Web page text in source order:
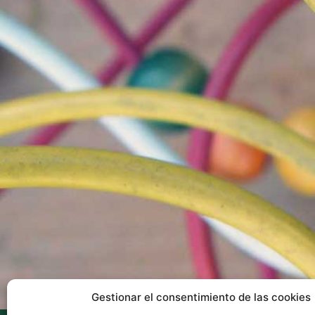
Gestionar el consentimiento de las cookies